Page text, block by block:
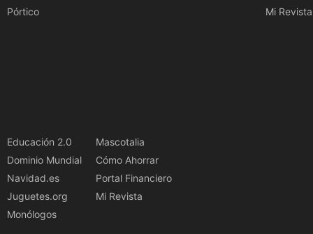
Pórtico
Mi Revista
Educación 2.0
Dominio Mundial
Navidad.es
Juguetes.org
Monólogos
Mascotalia
Cómo Ahorrar
Portal Financiero
Mi Revista